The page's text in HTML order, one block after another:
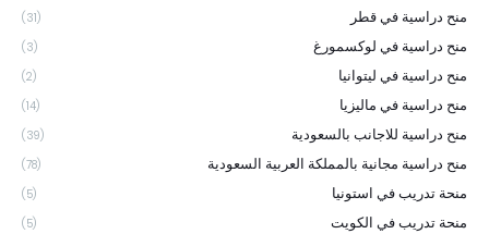
منح دراسية في قطر (31)
منح دراسية في لوكسمورغ (3)
منح دراسية في ليتوانيا (2)
منح دراسية في ماليزيا (14)
منح دراسية للاجانب بالسعودية (39)
منح دراسية مجانية بالمملكة العربية السعودية (78)
منحة تدريب في استونيا (5)
منحة تدريب في الكويت (5)